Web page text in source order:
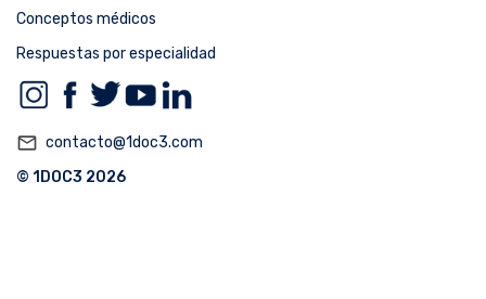
Conceptos médicos
Respuestas por especialidad
mail_outline contacto@1doc3.com
© 1DOC3 2026